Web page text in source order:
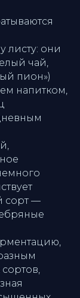
листу: они
чай,
пион»)
напитком,
сорт —
сортов,